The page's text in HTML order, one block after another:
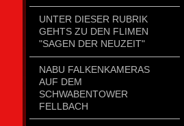
UNTER DIESER RUBRIK
GEHTS ZU DEN FLIMEN
"SAGEN DER NEUZEIT"
NABU FALKENKAMERAS
AUF DEM
SCHWABENTOWER
FELLBACH